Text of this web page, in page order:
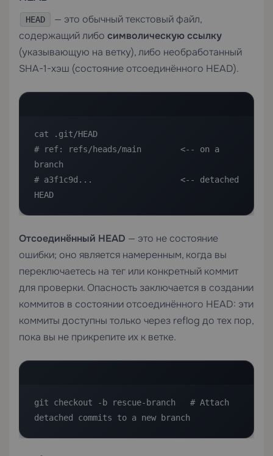
HEAD
— это обычный текстовый файл,
содержащий либо символическую ссылку
(указывающую на ветку), либо необработанный
SHA-1-хэш (состояние отсоединённого HEAD).
cat .git/HEAD
# ref: refs/heads/main        <-- on a
branch
# a3f1c9d...                  <-- detached
HEAD
Отсоединённый HEAD — это не состояние
ошибки; оно является намеренным, когда вы
переключаетесь на тег или конкретный коммит
для проверки. Опасность заключается в создании
коммитов в состоянии отсоединённого HEAD: эти
коммиты доступны только через reflog до тех пор,
пока вы не прикрепите их к ветке.
git checkout -b rescue-branch   # Attach
detached commits to a new branch